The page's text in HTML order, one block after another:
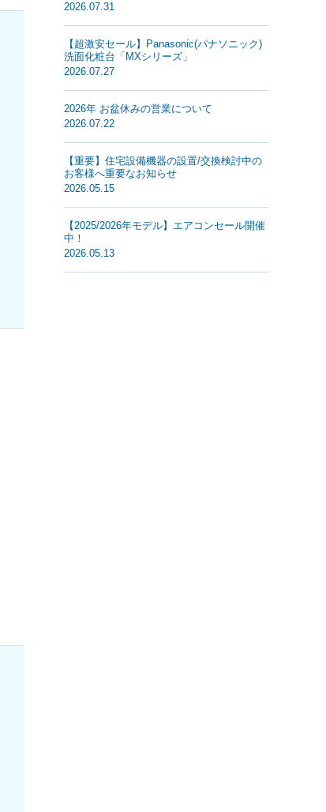
2026.07.31
【超激安セール】Panasonic(パナソニック)
洗面化粧台「MXシリーズ」
2026.07.27
2026年 お盆休みの営業について
2026.07.22
【重要】住宅設備機器の設置/交換検討中の
お客様へ重要なお知らせ
2026.05.15
【2025/2026年モデル】エアコンセール開催
中！
2026.05.13